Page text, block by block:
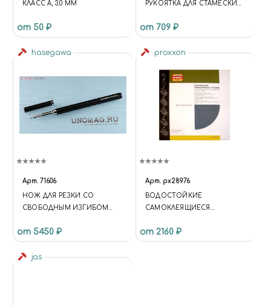
КЛАСС А, 3.0 ММ
от 50 ₽
РУКОЯТКА ДЛЯ СТАМЕСКИ
от 709 ₽
hasegawa
Арт. 71606
НОЖ ДЛЯ РЕЗКИ СО
СВОБОДНЫМ ИЗГИБОМ
CUTTER)
от 5450 ₽
proxxon
Арт. px28976
ВОДОСТОЙКИЕ
САМОКЛЕЯЩИЕСЯ
TG250/Е, K320, ДИАМЕТР 250
ММ, 5 ШТ
от 2160 ₽
jas